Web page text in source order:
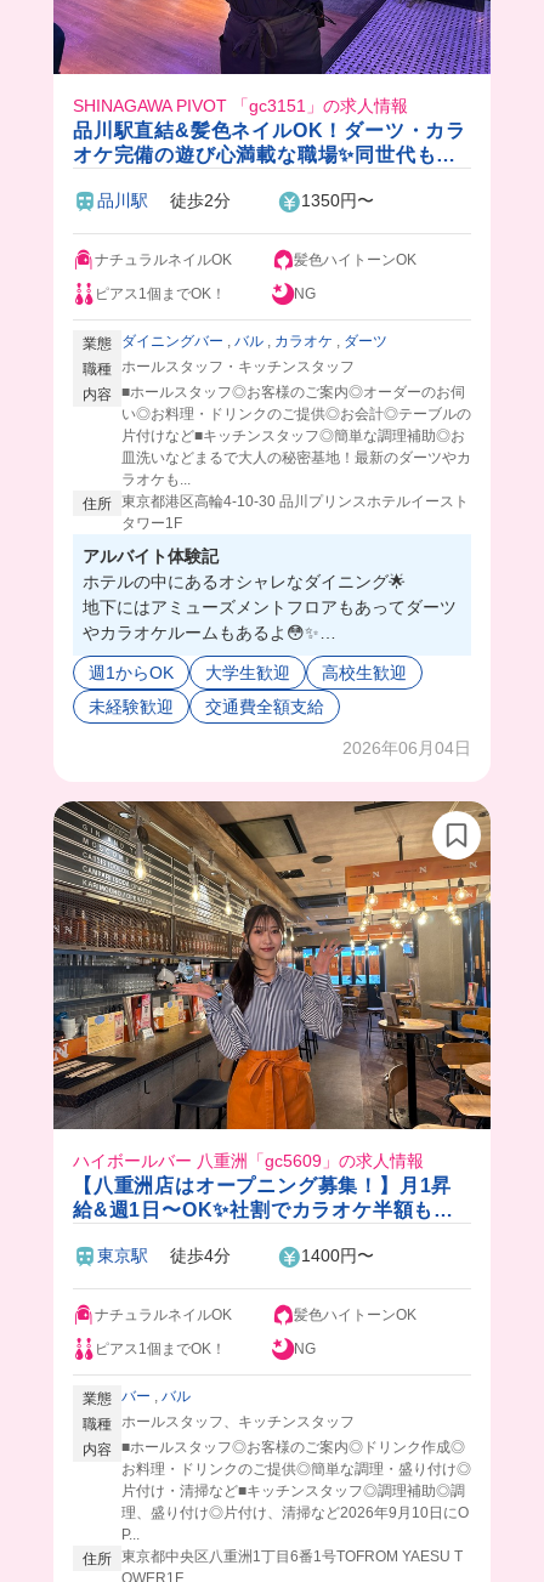
SHINAGAWA PIVOT 「gc3151」の求人情報
品川駅直結&髪色ネイルOK！ダーツ・カラ
オケ完備の遊び心満載な職場✨同世代も多
し！品川駅 徒歩2分 1350円〜
ナチュラルネイルOK
髪色ハイトーンOK
ピアス1個までOK！
NG
業態 ダイニングバー , バル , カラオケ , ダーツ
職種 ホールスタッフ・キッチンスタッフ
内容 ■ホールスタッフ◎お客様のご案内◎オーダーのお伺
い◎お料理・ドリンクのご提供◎お会計◎テーブルの
片付けなど■キッチンスタッフ◎簡単な調理補助◎お
皿洗いなどまるで大人の秘密基地！最新のダーツやカ
ラオケも...
住所 東京都港区高輪4-10-30 品川プリンスホテルイースト
タワー1F
アルバイト体験記
ホテルの中にあるオシャレなダイニング🌟
地下にはアミューズメントフロアもあってダーツ
やカラオケルームもあるよ😳✨
店内広いからみんなインカムつけて働くのかっこ
いいよね😉
同年代多くてすぐ馴染めちゃうし、みんな優しい
まかないはなんとも豪華で、山盛りパスタとサラ
みんなでシェアしたいレベルだった😂💕
社割も超豪華だから働かないともったいない！？
週1からOK 大学生歓迎
高校生歓迎
未経験歓迎
交通費全額支給
2026年06月04日
ハイボールバー 八重洲「gc5609」の求人情報
【八重洲店はオープニング募集！】月1昇
給&週1日〜OK✨社割でカラオケ半額も！
う✨東京駅 徒歩4分 1400円〜
ナチュラルネイルOK
髪色ハイトーンOK
ピアス1個までOK！
NG
業態 バー , バル
職種 ホールスタッフ、キッチンスタッフ
内容 ■ホールスタッフ◎お客様のご案内◎ドリンク作成◎
お料理・ドリンクのご提供◎簡単な調理・盛り付け◎
片付け・清掃など■キッチンスタッフ◎調理補助◎調
理、盛り付け◎片付け、清掃など2026年9月10日にO
P...
住所 東京都中央区八重洲1丁目6番1号TOFROM YAESU T
OWER1F